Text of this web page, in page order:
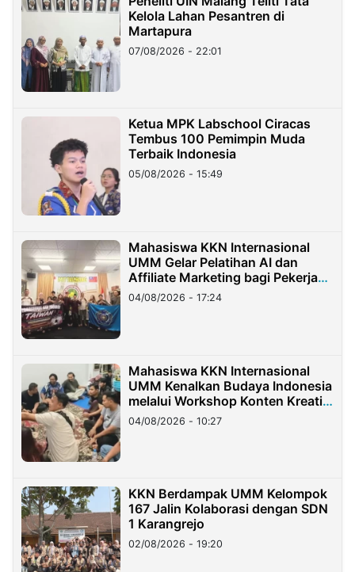
Kelola Lahan Pesantren di
Martapura
07/08/2026 - 22:01
Ketua MPK Labschool Ciracas
Tembus 100 Pemimpin Muda
Terbaik Indonesia
05/08/2026 - 15:49
Mahasiswa KKN Internasional
UMM Gelar Pelatihan AI dan
Affiliate Marketing bagi Pekerja
Migran Indonesia di Taiwan
04/08/2026 - 17:24
Mahasiswa KKN Internasional
UMM Kenalkan Budaya Indonesia
melalui Workshop Konten Kreatif
di Taiwan
04/08/2026 - 10:27
KKN Berdampak UMM Kelompok
167 Jalin Kolaborasi dengan SDN
1 Karangrejo
02/08/2026 - 19:20